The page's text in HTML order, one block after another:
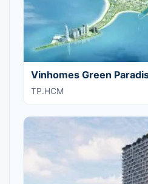
Vinhomes Green
TP.HCM